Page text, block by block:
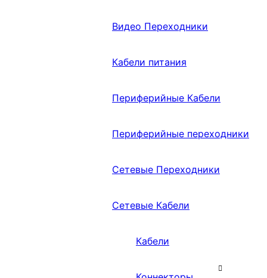
Видео Переходники
Кабели питания
Периферийные Кабели
Периферийные переходники
Сетевые Переходники
Сетевые Кабели
Кабели